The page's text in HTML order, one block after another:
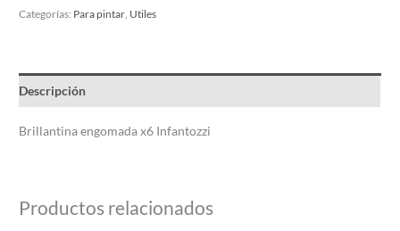
Categorías: Para pintar, Utiles
Descripción
Brillantina engomada x6 Infantozzi
Productos relacionados